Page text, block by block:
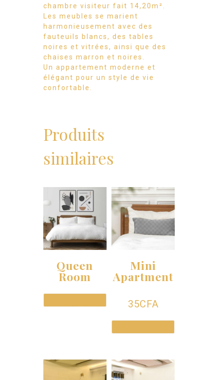
chambre visiteur fait 14,20m².
Les meubles se marient
harmonieusement avec des
fauteuils blancs, des tables
noires et vitrées, ainsi que des
chaises marron et noires.
Un appartement moderne et
élégant pour un style de vie
confortable.
Produits
similaires
Queen
Room
Mini
Apartment
35CFA